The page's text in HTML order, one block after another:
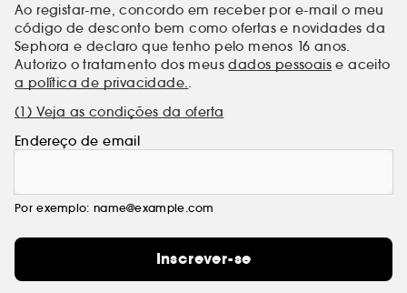
Ao registar-me, concordo em receber por e-mail o meu
código de desconto bem como ofertas e novidades da
Sephora e declaro que tenho pelo menos 16 anos.
Autorizo o tratamento dos meusdados pessoais e aceito
a política de privacidade..
(1) Veja as condições da oferta
Endereço de email
Por exemplo: name@example.com
Inscrever-se